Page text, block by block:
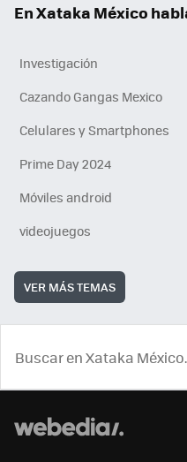
En Xataka México
Investigación
Cazando Gangas Mexico
Celulares y Smartphones
Prime Day 2024
Móviles android
videojuegos
VER MÁS TEMAS